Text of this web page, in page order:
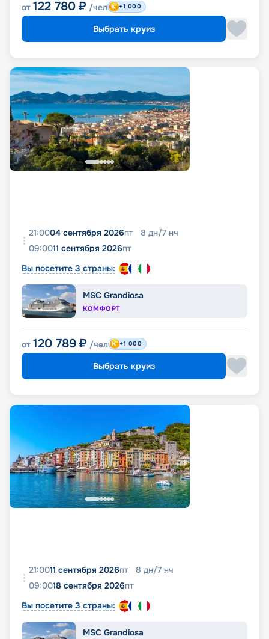
от 122 780 ₽ /чел +1 000
Выбрать круиз
21:0004 сентября 2026пт 8 дн/7 нч
09:0011 сентября 2026пт
Вы посетите 3 страны:
MSC Grandiosa
КОМФОРТ
от 120 789 ₽ /чел +1 000
Выбрать круиз
21:0011 сентября 2026пт 8 дн/7 нч
09:0018 сентября 2026пт
Вы посетите 3 страны:
MSC Grandiosa